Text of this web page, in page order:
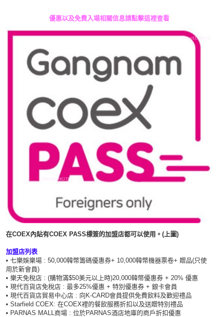
優惠以及免費入場相關信息請點擊這裡查看
在COEX內貼有COEX PASS標簽的加盟店都可以使用。(上圖)
加盟店列表
• 七樂娛樂場 : 50,000韓幣籌碼優惠券+ 10,000韓幣機器票卷+ 贈品(只使
用於新會員)
• 樂天免稅店 : (購物滿$50美元以上時)20,000韓幣優惠券 + 20% 優惠
• 現代百貨店免稅店 : 最多25%優惠 + 特別優惠券 + 銀卡會員
• 現代百貨店貿易中心店 : 向K-CARD會員提供免費飲料及歡迎禮品
• Starfield COEX: 在COEX裡的餐飲服務折扣以及送贈特別禮品
• PARNAS MALL商場 : 位於PARNAS酒店地庫的商戶折扣優惠